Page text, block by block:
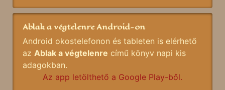
Ablak a végtelenre Android-on
Android okostelefonon és tableten is elérhető
az Ablak a végtelenre című könyv napi kis
adagokban.
Az app letölthető a Google Play-ből.